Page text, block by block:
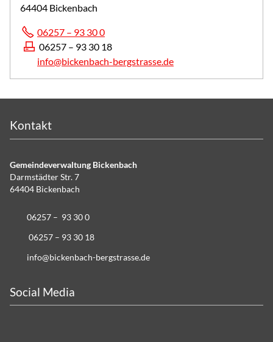
64404 Bickenbach
06257 – 93 30 0
06257 – 93 30 18
info@bickenbach-bergstrasse.de
Kontakt
Gemeindeverwaltung Bickenbach
Darmstädter Str. 7
64404 Bickenbach
06257 – 93 30 0
06257 – 93 30 18
info@bickenbach-bergstrasse.de
Social Media